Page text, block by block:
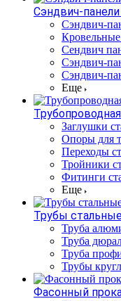
Сэндвич-панели
Cэндвич-
Сендвич
Сэндвич-
Сэндвич-
Еще
Заглушки
Опоры для
Переходы
Тройники
Фитинги
Еще
Трубы
Труба
Труба
Труба
Трубы
Фасонный